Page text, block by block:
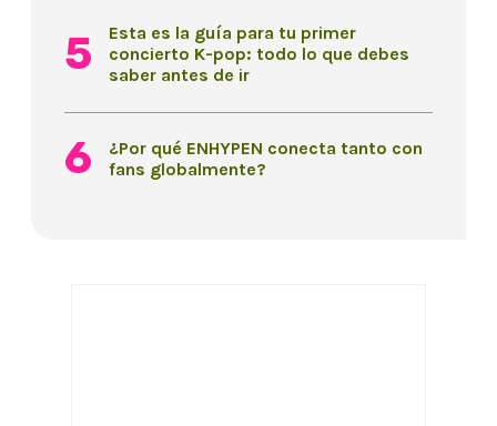
Esta es la guía para tu primer
concierto K-pop: todo lo que debes
saber antes de ir
¿Por qué ENHYPEN conecta tanto con
fans globalmente?